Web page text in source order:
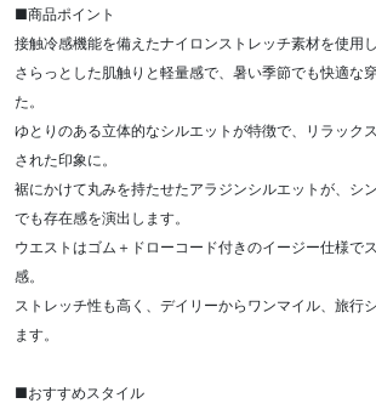
■商品ポイント
接触冷感機能を備えたナイロンストレッチ素材を使用
さらっとした肌触りと軽量感で、暑い季節でも快適な
た。
ゆとりのある立体的なシルエットが特徴で、リラック
された印象に。
裾にかけて丸みを持たせたアラジンシルエットが、シ
でも存在感を演出します。
ウエストはゴム＋ドローコード付きのイージー仕様で
感。
ストレッチ性も高く、デイリーからワンマイル、旅行
ます。
■おすすめスタイル